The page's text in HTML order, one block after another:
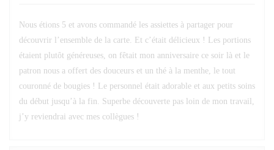
Nous étions 5 et avons commandé les assiettes à partager pour
découvrir l’ensemble de la carte. Et c’était délicieux ! Les portions
étaient plutôt généreuses, on fêtait mon anniversaire ce soir là et le
patron nous a offert des douceurs et un thé à la menthe, le tout
couronné de bougies ! Le personnel était adorable et aux petits soins
du début jusqu’à la fin. Superbe découverte pas loin de mon travail,
j’y reviendrai avec mes collègues !